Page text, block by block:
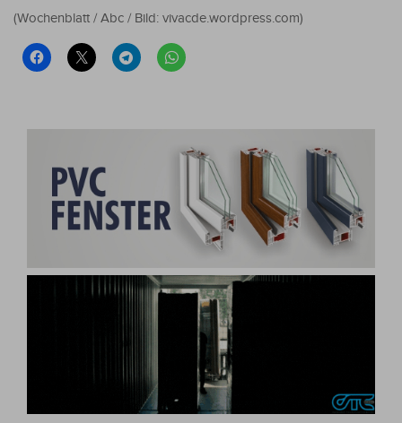
(Wochenblatt / Abc / Bild: vivacde.wordpress.com)